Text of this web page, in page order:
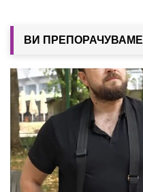
ВИ ПРЕПОРАЧУВАМЕ